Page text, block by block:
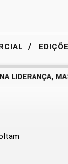
/
MAS